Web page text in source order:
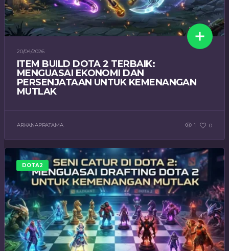
20/04/2026
ITEM BUILD DOTA 2 TERBAIK:
MENGUASAI EKONOMI DAN
PERSENJATAAN UNTUK KEMENANGAN
MUTLAK
ARKANAPRATAMA 1 0
DOTA2